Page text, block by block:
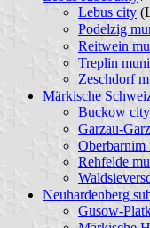
Lebus city
Podelzig
Reitwein
Treplin
Zeschdorf
Märkische
Buckow city
Garzau-
Rehfelde
Neuhardenberg
Gusow-